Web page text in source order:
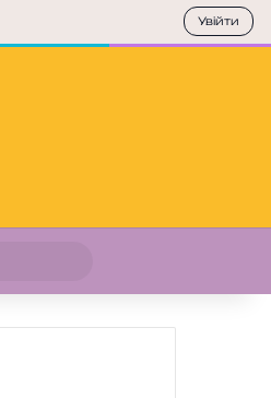
Увійти